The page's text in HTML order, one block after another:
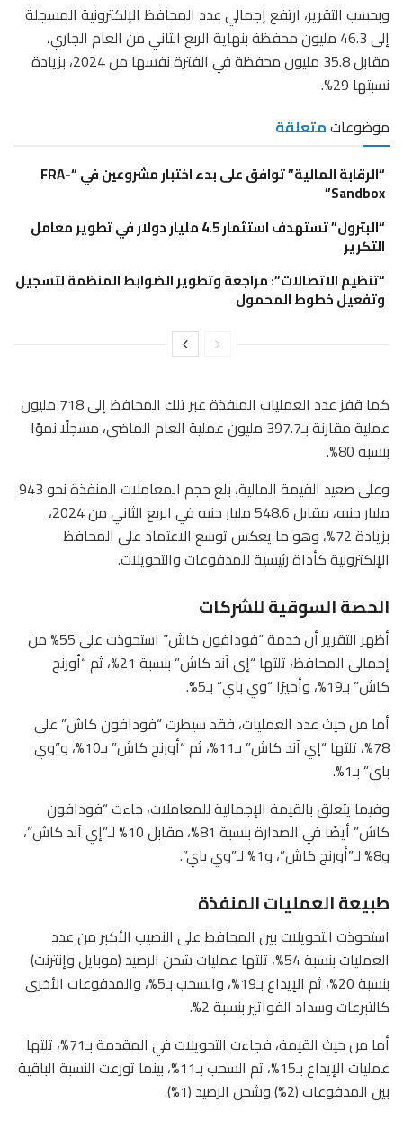
وبحسب التقرير، ارتفع إجمالي عدد المحافظ الإلكترونية المسجلة
إلى 46.3 مليون محفظة بنهاية الربع الثاني من العام الجاري،
مقابل 35.8 مليون محفظة في الفترة نفسها من 2024، بزيادة
نسبتها 29%.
موضوعاتمتعلقة
“الرقابة المالية” توافق على بدء اختبار مشروعين في “FRA-
Sandbox”
“البترول” تستهدف استثمار 4.5 مليار دولار في تطوير معامل
التكرير
“تنظيم الاتصالات”: مراجعة وتطوير الضوابط المنظمة لتسجيل
وتفعيل خطوط المحمول
كما قفز عدد العمليات المنفذة عبر تلك المحافظ إلى 718 مليون
عملية مقارنة بـ397.7 مليون عملية العام الماضي، مسجلًا نموًا
بنسبة 80%.
وعلى صعيد القيمة المالية، بلغ حجم المعاملات المنفذة نحو 943
مليار جنيه، مقابل 548.6 مليار جنيه في الربع الثاني من 2024،
بزيادة 72%، وهو ما يعكس توسع الاعتماد على المحافظ
الإلكترونية كأداة رئيسية للمدفوعات والتحويلات.
الحصة السوقية للشركات
أظهر التقرير أن خدمة “فودافون كاش” استحوذت على 55% من
إجمالي المحافظ، تلتها “إي آند كاش” بنسبة 21%، ثم “أورنج
كاش” بـ19%، وأخيرًا “وي باي” بـ5%.
أما من حيث عدد العمليات، فقد سيطرت “فودافون كاش” على
78%، تلتها “إي آند كاش” بـ11%، ثم “أورنج كاش” بـ10%، و”وي
باي” بـ1%.
وفيما يتعلق بالقيمة الإجمالية للمعاملات، جاءت “فودافون
كاش” أيضًا في الصدارة بنسبة 81%، مقابل 10% لـ”إي آند كاش”،
و8% لـ”أورنج كاش”، و1% لـ”وي باي”.
طبيعة العمليات المنفذة
استحوذت التحويلات بين المحافظ على النصيب الأكبر من عدد
العمليات بنسبة 54%، تلتها عمليات شحن الرصيد (موبايل وإنترنت)
بنسبة 20%، ثم الإيداع بـ19%، والسحب بـ5%، والمدفوعات الأخرى
كالتبرعات وسداد الفواتير بنسبة 2%.
أما من حيث القيمة، فجاءت التحويلات في المقدمة بـ71%، تلتها
عمليات الإيداع بـ15%، ثم السحب بـ11%، بينما توزعت النسبة الباقية
بين المدفوعات (2%) وشحن الرصيد (1%).